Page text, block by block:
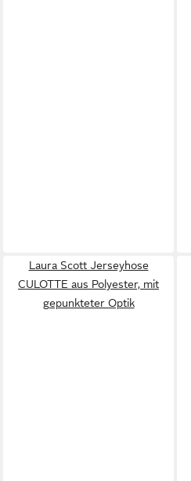
Laura Scott Jerseyhose
CULOTTE aus Polyester, mit
gepunkteter Optik